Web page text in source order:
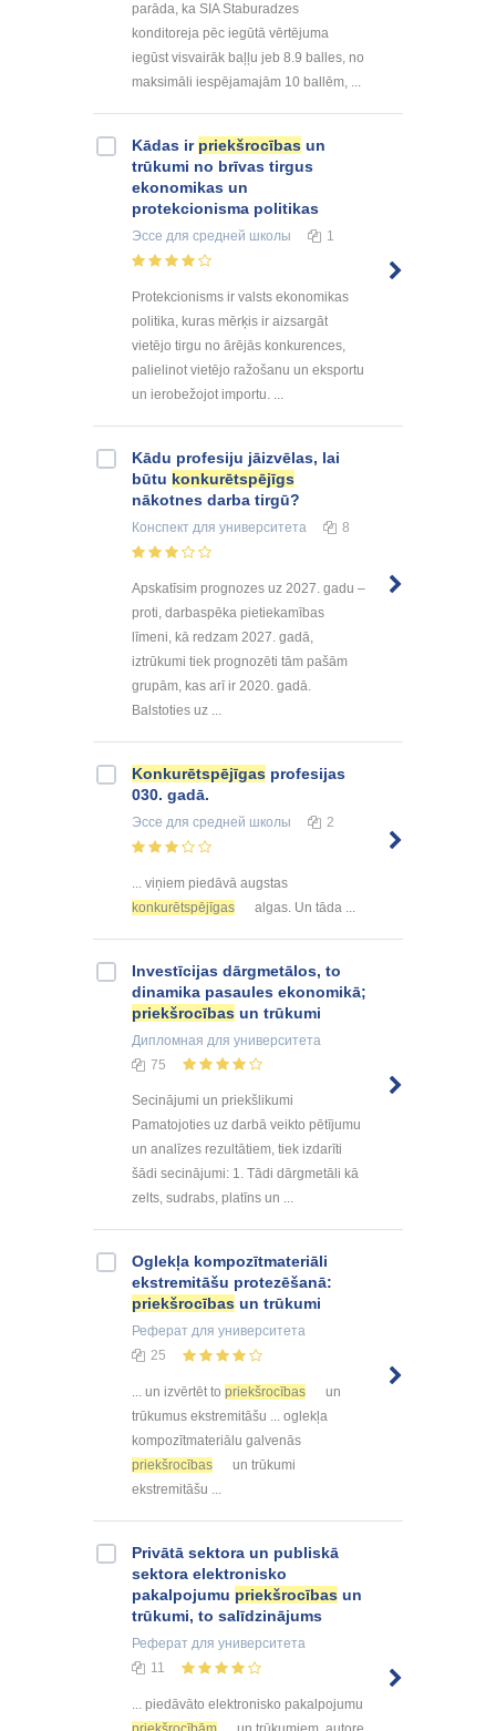
parāda, ka SIA Staburadzes
konditoreja pēc iegūtā vērtējuma
iegūst visvairāk baļļu jeb 8.9 balles, no
maksimāli iespējamajām 10 ballēm, ...
Kādas ir priekšrocības un
trūkumi no brīvas tirgus
ekonomikas un
protekcionisma politikas
Эссе для средней школы 1
Protekcionisms ir valsts ekonomikas
politika, kuras mērķis ir aizsargāt
vietējo tirgu no ārējās konkurences,
palielinot vietējo ražošanu un eksportu
un ierobežojot importu. ...
Kādu profesiju jāizvēlas, lai
būtu konkurētspējīgs
nākotnes darba tirgū?
Конспект для университета 8
Apskatīsim prognozes uz 2027. gadu –
proti, darbaspēka pietiekamības
līmeni, kā redzam 2027. gadā,
iztrūkumi tiek prognozēti tām pašām
grupām, kas arī ir 2020. gadā.
Balstoties uz ...
Konkurētspējīgas profesijas
030. gadā.
Эссе для средней школы 2
... viņiem piedāvā augstas
konkurētspējīgas
algas. Un tāda ...
Investīcijas dārgmetālos, to
dinamika pasaules ekonomikā;
priekšrocības un trūkumi
Дипломная для университета
75
Secinājumi un priekšlikumi
Pamatojoties uz darbā veikto pētījumu
un analīzes rezultātiem, tiek izdarīti
šādi secinājumi: 1. Tādi dārgmetāli kā
zelts, sudrabs, platīns un ...
Oglekļa kompozītmateriāli
ekstremitāšu protezēšanā:
priekšrocības un trūkumi
Реферат для университета
25
... un izvērtēt to priekšrocības
un
trūkumus ekstremitāšu ... oglekļa
kompozītmateriālu galvenās
priekšrocības
un trūkumi
ekstremitāšu ...
Privātā sektora un publiskā
sektora elektronisko
pakalpojumu priekšrocības un
trūkumi, to salīdzinājums
Реферат для университета
11
... piedāvāto elektronisko pakalpojumu